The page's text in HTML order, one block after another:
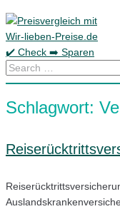
Skip
content
Search
…
Schlagwort: